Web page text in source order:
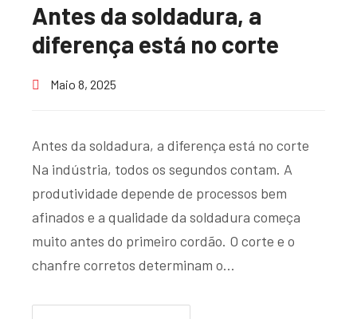
Antes da soldadura, a
diferença está no corte
Maio 8, 2025
Antes da soldadura, a diferença está no corte
Na indústria, todos os segundos contam. A
produtividade depende de processos bem
afinados e a qualidade da soldadura começa
muito antes do primeiro cordão. O corte e o
chanfre corretos determinam o…